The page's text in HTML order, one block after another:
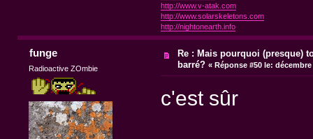
http://www.v-atak.com
http://www.solarskeletons.com
http://nightonearth.info
funge
Radioactive ZOmbie
Re : Mais pourquoi (presque)
barré? «Réponse #50 le: décembre
c'est sûr